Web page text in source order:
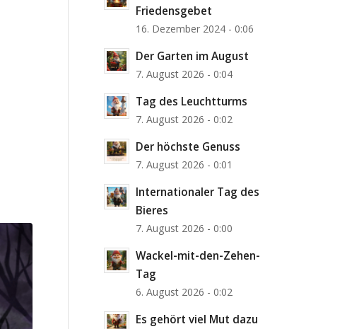
Friedensgebet
16. Dezember 2024 - 0:06
Der Garten im August
7. August 2026 - 0:04
Tag des Leuchtturms
7. August 2026 - 0:02
Der höchste Genuss
7. August 2026 - 0:01
Internationaler Tag des
Bieres
7. August 2026 - 0:00
Wackel-mit-den-Zehen-
Tag
6. August 2026 - 0:02
Es gehört viel Mut dazu